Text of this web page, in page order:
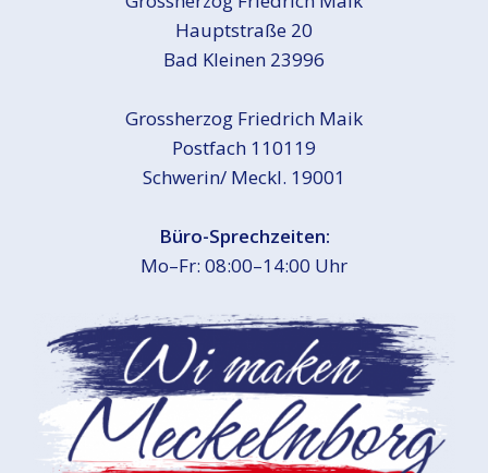
Hauptstraße 20
Bad Kleinen 23996
Grossherzog Friedrich Maik
Postfach 110119
Schwerin/ Meckl. 19001
Büro-Sprechzeiten:
Mo–Fr: 08:00–14:00 Uhr